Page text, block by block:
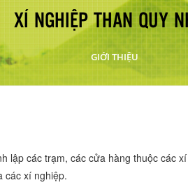
XÍ NGHIỆP THAN QUY
GIỚI THIỆU
lập các trạm, các cửa hàng thuộc các
các xí nghiệp.